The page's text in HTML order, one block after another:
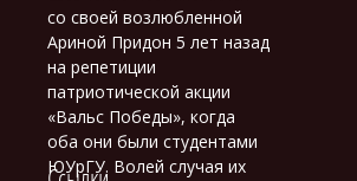
со своей возлюбленной
Ариной Придон 5 лет назад
на репетиции
патриотической акции
«Вальс Победы», когда
оба они были студентами
ЮУрГУ. Волей случая их